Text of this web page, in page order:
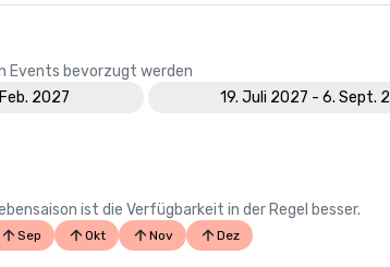
Events bevorzugt werden
2027
19. Juli 2027 - 6. Sept.
ist die Verfügbarkeit in der Regel besser.
Sep Okt Nov Dez